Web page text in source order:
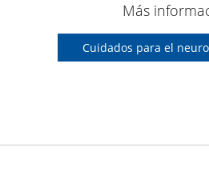
Más
Cuidados para el